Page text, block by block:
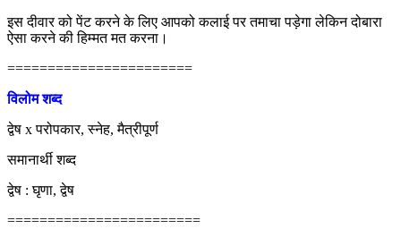
इस दीवार को पेंट करने के लिए आपको कलाई पर तमाचा पड़ेगा लेकिन दोबारा
ऐसा करने की हिम्मत मत करना।
=======================
विलोम शब्द
द्वेष x परोपकार, स्नेह, मैत्रीपूर्ण
समानार्थी शब्द
द्वेष : घृणा, द्वेष
========================